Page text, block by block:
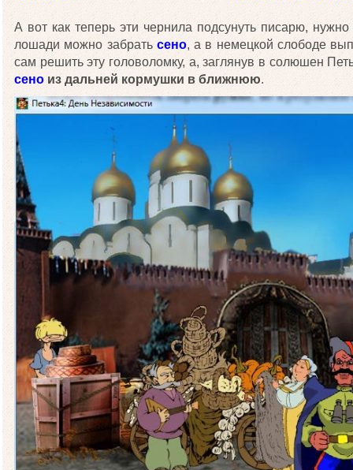
А вот как теперь эти чернила подсунуть писарю,
лошади можно забрать сено, а в немецкой слободе
сам решить эту головоломку, а, заглянув в солюшен
сено из дальней кормушки в ближнюю.